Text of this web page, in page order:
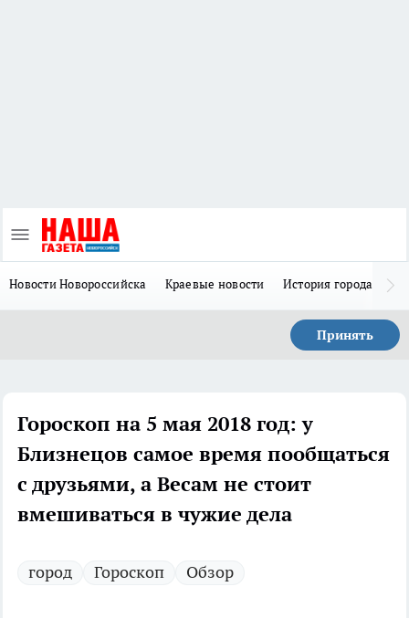
Новости Новороссийска Краевые новости История города Н
Принять
Гороскоп на 5 мая 2018 год: у
Близнецов самое время пообщаться
с друзьями, а Весам не стоит
вмешиваться в чужие дела
город Гороскоп Обзор